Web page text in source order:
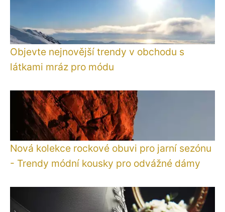
Objevte nejnovější trendy v obchodu s
látkami mráz pro módu
Nová kolekce rockové obuvi pro jarní sezónu
- Trendy módní kousky pro odvážné dámy